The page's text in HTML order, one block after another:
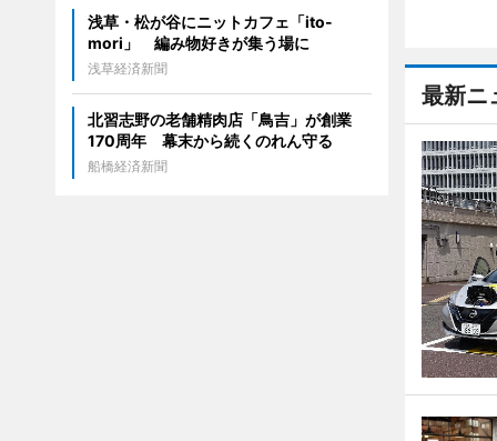
最新ニ
浅草・松が谷にニットカフェ「ito-
mori」 編み物好きが集う場に
浅草経済新聞
北習志野の老舗精肉店「鳥吉」が創業
170周年 幕末から続くのれん守る
船橋経済新聞